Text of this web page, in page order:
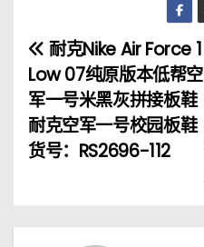
文
章
导
航
耐克Nike Air Force 1
Low 07纯原版本低帮空
军一号米黑灰拼接板鞋
耐克空军一号校园板鞋
货号：RS2696-112